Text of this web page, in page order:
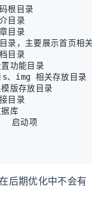
博客源码根目录
人简介目录
客文章目录
博客根目录，主要展示首页相关
客归档目录
sh1yanblog	设置功能目录
css、js、img 相关存放目录
templates	根模版存放目录
情链接目录
数据库
│  ├─ manage.py		启动项
后期优化中不会有